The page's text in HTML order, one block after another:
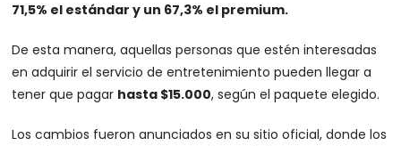
71,5% el estándar y un 67,3% el premium.
De esta manera, aquellas personas que estén interesadas
en adquirir el servicio de entretenimiento pueden llegar a
tener que pagar hasta $15.000, según el paquete elegido.
Los cambios fueron anunciados en su sitio oficial, donde los